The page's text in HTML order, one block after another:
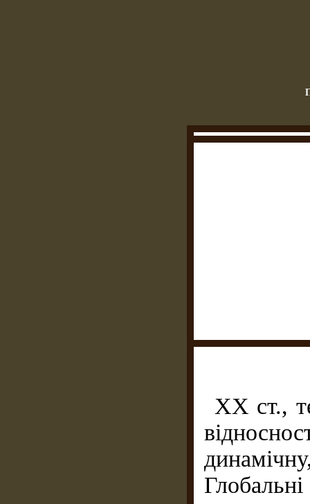
XX ст.,